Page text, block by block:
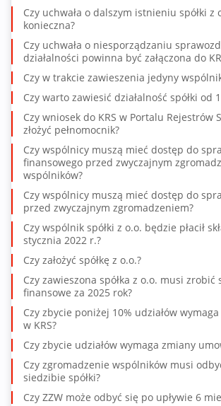
Czy uchwała o dalszym istnieniu spółki z
konieczna?
Czy uchwała o niesporządzaniu
działalności powinna być załączona do
Czy w trakcie zawieszenia jedyny
Czy warto zawiesić działalność spółki od
Czy wniosek do KRS w Portalu Rejestrów
złożyć pełnomocnik?
Czy wspólnicy muszą mieć dostęp do
finansowego przed zwyczajnym
wspólników?
Czy wspólnicy muszą mieć dostęp do
przed zwyczajnym zgromadzeniem?
Czy wspólnik spółki z o.o. będzie płacił
stycznia 2022 r.?
Czy założyć spółkę z o.o.?
Czy zawieszona spółka z o.o. musi
finansowe za 2025 rok?
Czy zbycie poniżej 10% udziałów
w KRS?
Czy zbycie udziałów wymaga zmiany
Czy zgromadzenie wspólników musi
siedzibie spółki?
Czy ZZW może odbyć się po upływie 6